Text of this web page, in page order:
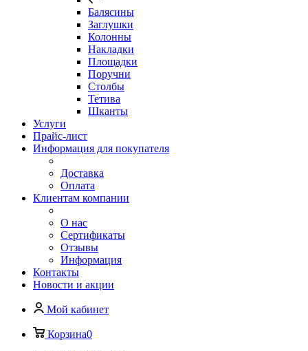
Балясины
Заглушки
Колонны
Накладки
Площадки
Поручни
Столбы
Тетива
Шканты
Услуги
Прайс-лист
Информация для покупателя
Доставка
Оплата
Клиентам компании
О нас
Сертификаты
Отзывы
Информация
Контакты
Новости и акции
Мой кабинет
Корзина0